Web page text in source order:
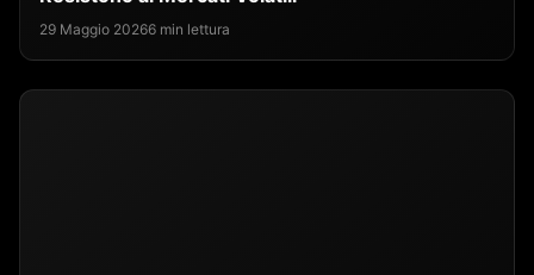
29 Maggio 20266 min lettura